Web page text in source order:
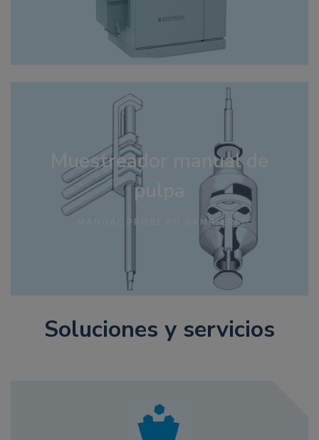
Muestreador manual de
pulpa
MANUAL PROBE PD SAMPLERS
Soluciones y servicios